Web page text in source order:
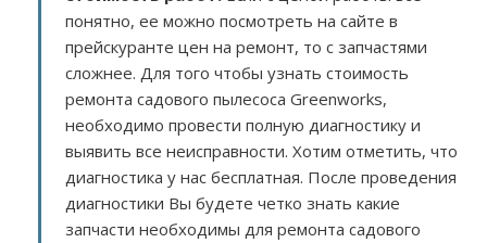
понятно, ее можно посмотреть на сайте в
прейскуранте цен на ремонт, то с запчастями
сложнее. Для того чтобы узнать стоимость
ремонта садового пылесоса Greenworks,
необходимо провести полную диагностику и
выявить все неисправности. Хотим отметить, что
диагностика у нас бесплатная. После проведения
диагностики Вы будете четко знать какие
запчасти необходимы для ремонта садового